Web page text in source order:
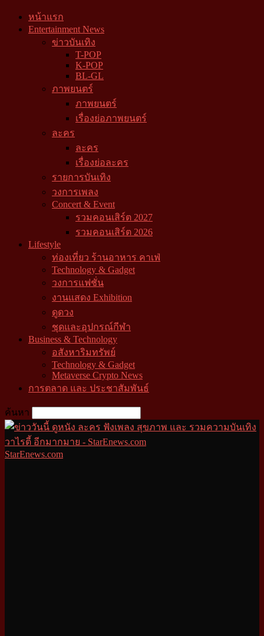
หน้าแรก
Entertainment News
ข่าวบันเทิง
T-POP
K-POP
BL-GL
ภาพยนตร์
ภาพยนตร์
เรื่องย่อภาพยนตร์
ละคร
ละคร
เรื่องย่อละคร
รายการบันเทิง
วงการเพลง
Concert & Event
รวมคอนเสิร์ต 2027
รวมคอนเสิร์ต 2026
Lifestyle
ท่องเที่ยว ร้านอาหาร คาเฟ่
Technology & Gadget
วงการแฟชั่น
งานแสดง Exhibition
ดูดวง
ชุดและอุปกรณ์กีฬา
Business & Technology
อสังหาริมทรัพย์
Technology & Gadget
Metaverse Crypto News
การตลาด และ ประชาสัมพันธ์
ค้นหา
StarEnews.com